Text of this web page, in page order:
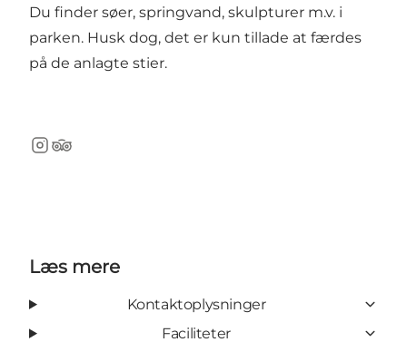
Du finder søer, springvand, skulpturer m.v. i
parken. Husk dog, det er kun tillade at færdes
på de anlagte stier.
Instagram
TripAdvisor
Læs mere
Kontaktoplysninger
Faciliteter